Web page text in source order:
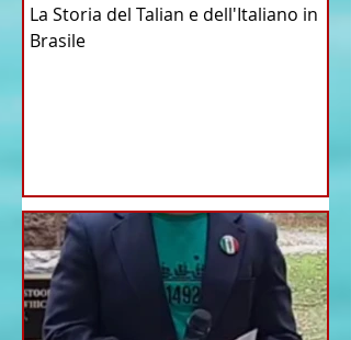
La Storia del Talian e dell'Italiano in
Brasile